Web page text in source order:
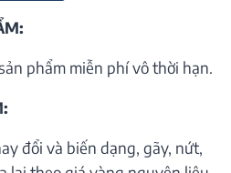
phẩm miễn phí vô thời hạn.
đổi và biến dạng, gãy, nứt,